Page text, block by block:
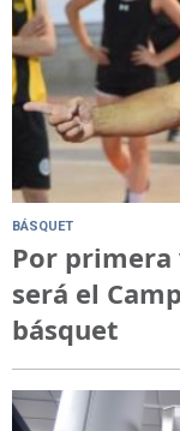
BÁSQUET
Por primera
será el
básquet